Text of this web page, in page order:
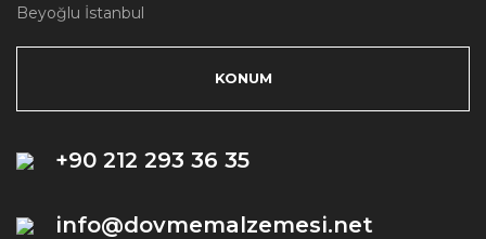
Beyoğlu İstanbul
KONUM
+90 212 293 36 35
info@dovmemalzemesi.net